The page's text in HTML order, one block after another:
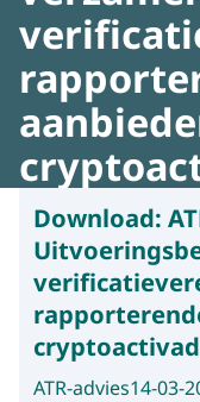
Download:
ATR-advies14-03-